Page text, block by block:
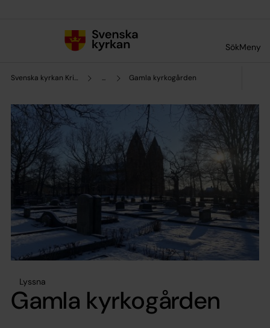
SökMeny
Svenska kyrkan Kristinehamn ... Gamla kyrkogården
Lyssna
Gamla kyrkogården